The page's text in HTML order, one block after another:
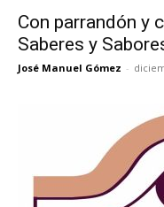
Con parrandón y
Saberes y
José Manuel Gómez -